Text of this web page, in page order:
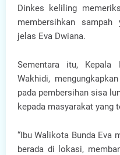
Dinkes keliling
membersihkan sampah
jelas Eva Dwiana.
Sementara itu, Kepala
Wakhidi,
pada pembersihan sisa
kepada masyarakat yang
“Ibu Walikota Bunda Eva
berada di lokasi,